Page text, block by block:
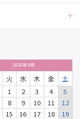
2026年9月
火 水 木 金
土
1
2 3 4
5
8 9 10 11
12
15 16 17 18
19